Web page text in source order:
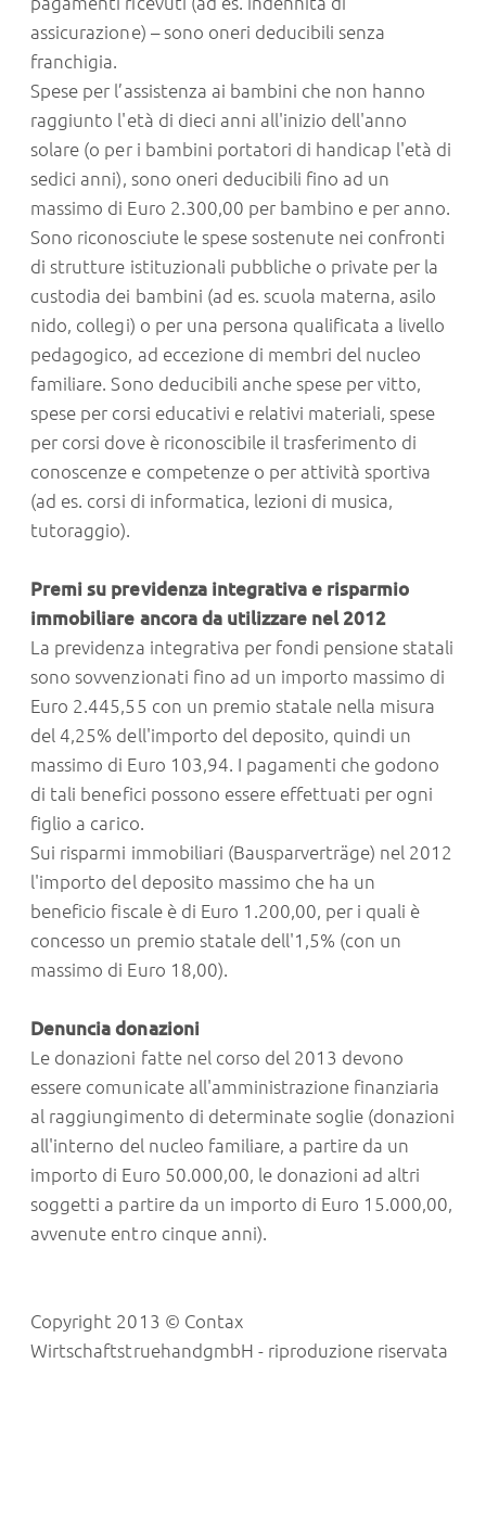
assicurazione) – sono oneri deducibili senza
franchigia.
Spese per l’assistenza ai bambini che non hanno
raggiunto l'età di dieci anni all'inizio dell'anno
solare (o per i bambini portatori di handicap l'età di
sedici anni), sono oneri deducibili fino ad un
massimo di Euro 2.300,00 per bambino e per anno.
Sono riconosciute le spese sostenute nei confronti
di strutture istituzionali pubbliche o private per la
custodia dei bambini (ad es. scuola materna, asilo
nido, collegi) o per una persona qualificata a livello
pedagogico, ad eccezione di membri del nucleo
familiare. Sono deducibili anche spese per vitto,
spese per corsi educativi e relativi materiali, spese
per corsi dove è riconoscibile il trasferimento di
conoscenze e competenze o per attività sportiva
(ad es. corsi di informatica, lezioni di musica,
tutoraggio).
Premi su previdenza integrativa e risparmio
immobiliare ancora da utilizzare nel 2012
La previdenza integrativa per fondi pensione statali
sono sovvenzionati fino ad un importo massimo di
Euro 2.445,55 con un premio statale nella misura
del 4,25% dell'importo del deposito, quindi un
massimo di Euro 103,94. I pagamenti che godono
di tali benefici possono essere effettuati per ogni
figlio a carico.
Sui risparmi immobiliari (Bausparverträge) nel 2012
l'importo del deposito massimo che ha un
beneficio fiscale è di Euro 1.200,00, per i quali è
concesso un premio statale dell'1,5% (con un
massimo di Euro 18,00).
Denuncia donazioni
Le donazioni fatte nel corso del 2013 devono
essere comunicate all'amministrazione finanziaria
al raggiungimento di determinate soglie (donazioni
all'interno del nucleo familiare, a partire da un
importo di Euro 50.000,00, le donazioni ad altri
soggetti a partire da un importo di Euro 15.000,00,
avvenute entro cinque anni).
Copyright 2013 © Contax
WirtschaftstruehandgmbH - riproduzione riservata